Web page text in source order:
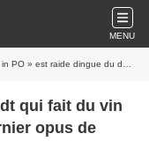
MENU
de SOAN « sous les yeux de Sophie » et vous ?
qui fait du vin
opus de